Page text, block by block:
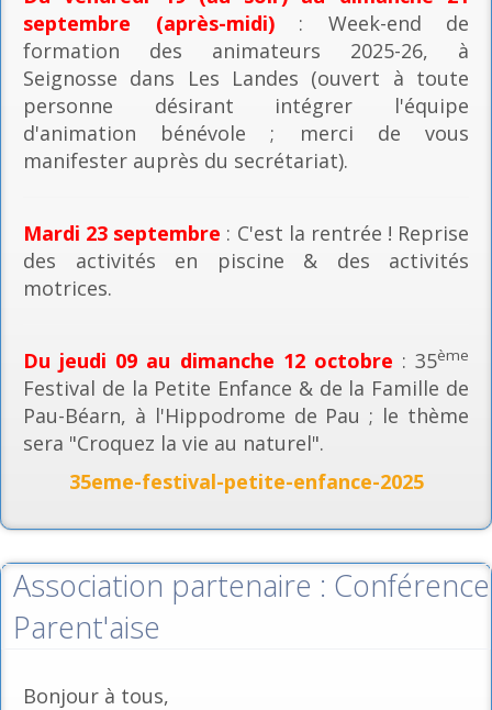
septembre (après-midi): Week-end de
formation des animateurs 2025-26, à
Seignosse dans Les Landes (ouvert à toute
personne désirant intégrer l'équipe
d'animation bénévole ; merci de vous
manifester auprès du secrétariat).
Mardi 23 septembre : C'est la rentrée ! Reprise
des activités en piscine & des activités
motrices.
Du jeudi 09 au dimanche 12 octobre : 35ème
Festival de la Petite Enfance & de la Famille de
Pau-Béarn, à l'Hippodrome de Pau ; le thème
sera "Croquez la vie au naturel".
35eme-festival-petite-enfance-2025
Association partenaire : Conférence
Parent'aise
Bonjour à tous,